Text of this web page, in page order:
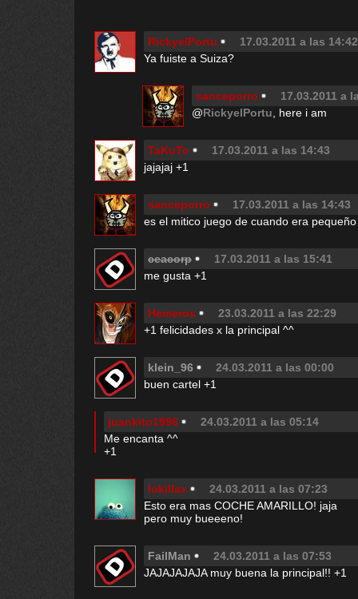
RickyelPortu
17.03.2011 a las 14:42
Ya fuiste a Suiza?
sanceporro
17.03.2011 a
@RickyelPortu , here i am
TaKuTo
17.03.2011 a las 14:43
jajajaj +1
sanceporro
17.03.2011 a las 14:43
es el mitico juego de cuando era pequeño
ceacorp
17.03.2011 a las 15:41
me gusta +1
Hemeros
23.03.2011 a las 22:29
+1 felicidades x la principal ^^
klein_96
24.03.2011 a las 00:00
buen cartel +1
juankito1996
24.03.2011 a las 05:14
Me encanta ^^
+1
lokillax
24.03.2011 a las 07:23
Esto era mas COCHE AMARILLO! jaja
pero muy bueeeno!
FailMan
24.03.2011 a las 07:53
JAJAJAJAJA muy buena la principal!! +1